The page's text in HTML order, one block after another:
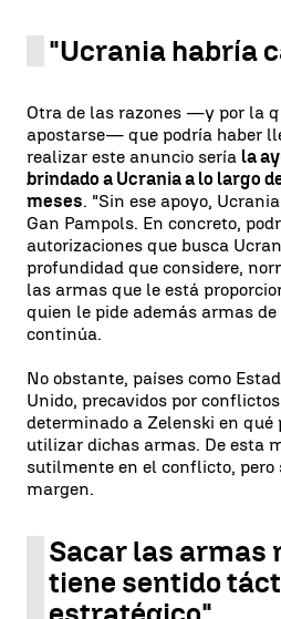
"Ucrania habría
Otra de las razones —y por la
apostarse— que podría haber
realizar este anuncio sería la
brindado a Ucrania a lo largo
meses. "Sin ese apoyo,
Gan Pampols. En concreto,
autorizaciones que busca
profundidad que considere,
las armas que le está
quien le pide además armas
continúa.
No obstante, países como
Unido, precavidos por
determinado a Zelenski en qué
utilizar dichas armas. De esta
sutilmente en el conflicto, pero
margen.
Sacar las armas
tiene sentido